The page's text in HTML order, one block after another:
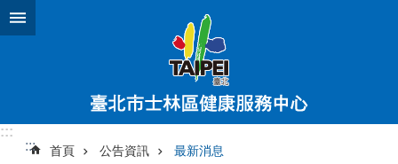
跳到主要內容區塊
:::
:::
首頁 公告資訊 最新消息